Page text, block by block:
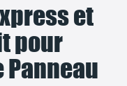
et
pour